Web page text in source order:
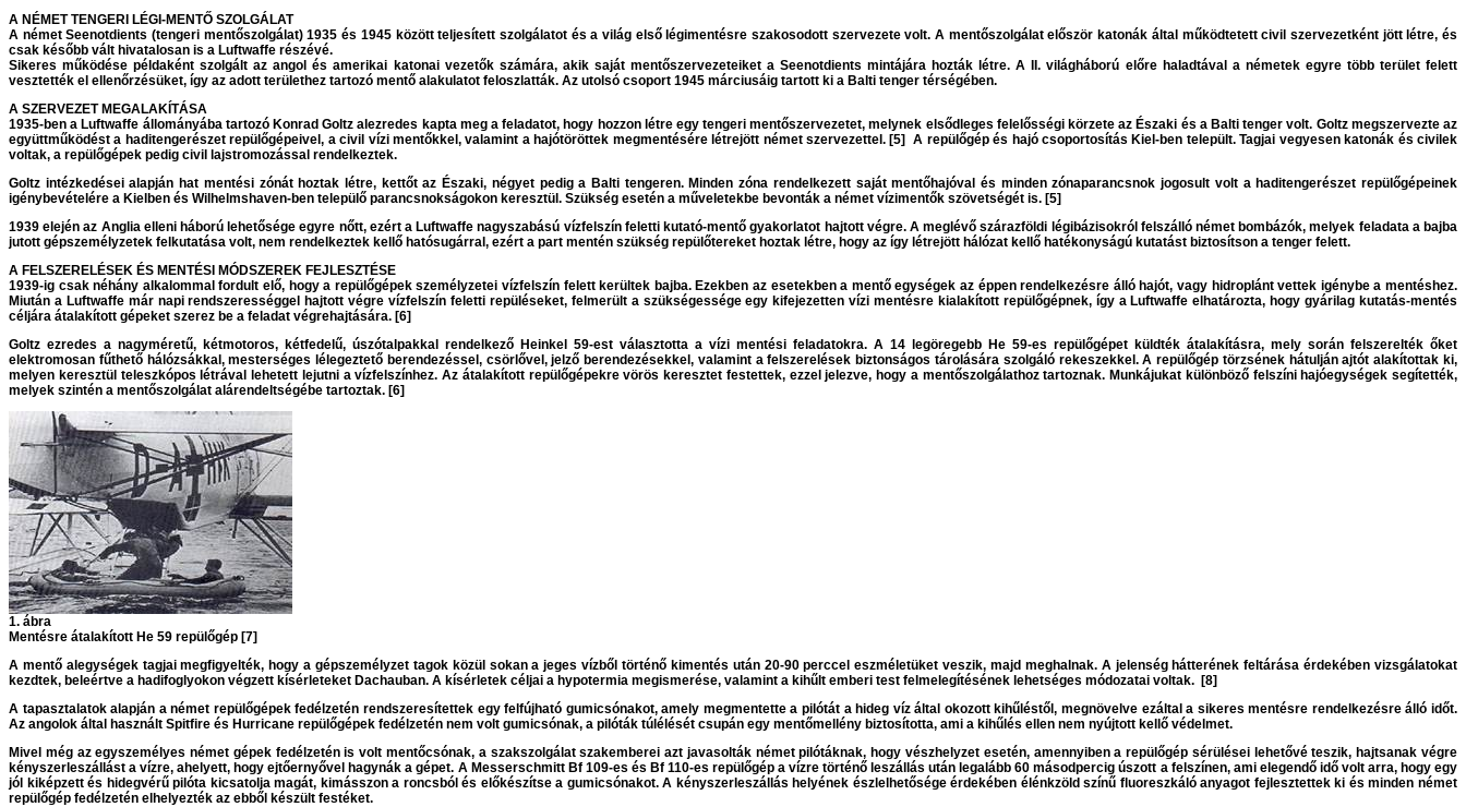
A NÉMET TENGERI LÉGI-MENTŐ SZOLGÁLAT
A német Seenotdients (tengeri mentőszolgálat) 1935 és 1945 között teljesített szolgálatot és a világ első légimentésre szakosodott szervezete volt. A mentőszolgálat először katonák által működtetett civil szervezetként jött létre, és
csak később vált hivatalosan is a Luftwaffe részévé.
Sikeres működése példaként szolgált az angol és amerikai katonai vezetők számára, akik saját mentőszervezeteiket a Seenotdients mintájára hozták létre. A II. világháború előre haladtával a németek egyre több terület felett
vesztették el ellenőrzésüket, így az adott területhez tartozó mentő alakulatot feloszlatták. Az utolsó csoport 1945 márciusáig tartott ki a Balti tenger térségében.
A SZERVEZET MEGALAKÍTÁSA
1935-ben a Luftwaffe állományába tartozó Konrad Goltz alezredes kapta meg a feladatot, hogy hozzon létre egy tengeri mentőszervezetet, melynek elsődleges felelősségi körzete az Északi és a Balti tenger volt. Goltz megszervezte az
együttműködést a haditengerészet repülőgépeivel, a civil vízi mentőkkel, valamint a hajótöröttek megmentésére létrejött német szervezettel. [5] A repülőgép és hajó csoportosítás Kiel-ben települt. Tagjai vegyesen katonák és civilek
voltak, a repülőgépek pedig civil lajstromozással rendelkeztek.
Goltz intézkedései alapján hat mentési zónát hoztak létre, kettőt az Északi, négyet pedig a Balti tengeren. Minden zóna rendelkezett saját mentőhajóval és minden zónaparancsnok jogosult volt a haditengerészet repülőgépeinek
igénybevételére a Kielben és Wilhelmshaven-ben települő parancsnokságokon keresztül. Szükség esetén a műveletekbe bevonták a német vízimentők szövetségét is. [5]
1939 elején az Anglia elleni háború lehetősége egyre nőtt, ezért a Luftwaffe nagyszabású vízfelszín feletti kutató-mentő gyakorlatot hajtott végre. A meglévő szárazföldi légibázisokról felszálló német bombázók, melyek feladata a bajba
jutott gépszemélyzetek felkutatása volt, nem rendelkeztek kellő hatósugárral, ezért a part mentén szükség repülőtereket hoztak létre, hogy az így létrejött hálózat kellő hatékonyságú kutatást biztosítson a tenger felett.
A FELSZERELÉSEK ÉS MENTÉSI MÓDSZEREK FEJLESZTÉSE
1939-ig csak néhány alkalommal fordult elő, hogy a repülőgépek személyzetei vízfelszín felett kerültek bajba. Ezekben az esetekben a mentő egységek az éppen rendelkezésre álló hajót, vagy hidroplánt vettek igénybe a mentéshez.
Miután a Luftwaffe már napi rendszerességgel hajtott végre vízfelszín feletti repüléseket, felmerült a szükségessége egy kifejezetten vízi mentésre kialakított repülőgépnek, így a Luftwaffe elhatározta, hogy gyárilag kutatás-mentés
céljára átalakított gépeket szerez be a feladat végrehajtására. [6]
Goltz ezredes a nagyméretű, kétmotoros, kétfedelű, úszótalpakkal rendelkező Heinkel 59-est választotta a vízi mentési feladatokra. A 14 legöregebb He 59-es repülőgépet küldték átalakításra, mely során felszerelték őket
elektromosan fűthető hálózsákkal, mesterséges lélegeztető berendezéssel, csörlővel, jelző berendezésekkel, valamint a felszerelések biztonságos tárolására szolgáló rekeszekkel. A repülőgép törzsének hátulján ajtót alakítottak ki,
melyen keresztül teleszkópos létrával lehetett lejutni a vízfelszínhez. Az átalakított repülőgépekre vörös keresztet festettek, ezzel jelezve, hogy a mentőszolgálathoz tartoznak. Munkájukat különböző felszíni hajóegységek segítették,
melyek szintén a mentőszolgálat alárendeltségébe tartoztak. [6]
1. ábra
Mentésre átalakított He 59 repülőgép [7]
A mentő alegységek tagjai megfigyelték, hogy a gépszemélyzet tagok közül sokan a jeges vízből történő kimentés után 20-90 perccel eszméletüket veszik, majd meghalnak. A jelenség hátterének feltárása érdekében vizsgálatokat
kezdtek, beleértve a hadifoglyokon végzett kísérleteket Dachauban. A kísérletek céljai a hypotermia megismerése, valamint a kihűlt emberi test felmelegítésének lehetséges módozatai voltak. [8]
A tapasztalatok alapján a német repülőgépek fedélzetén rendszeresítettek egy felfújható gumicsónakot, amely megmentette a pilótát a hideg víz által okozott kihűléstől, megnövelve ezáltal a sikeres mentésre rendelkezésre álló időt.
Az angolok által használt Spitfire és Hurricane repülőgépek fedélzetén nem volt gumicsónak, a pilóták túlélését csupán egy mentőmellény biztosította, ami a kihűlés ellen nem nyújtott kellő védelmet.
Mivel még az egyszemélyes német gépek fedélzetén is volt mentőcsónak, a szakszolgálat szakemberei azt javasolták német pilótáknak, hogy vészhelyzet esetén, amennyiben a repülőgép sérülései lehetővé teszik, hajtsanak végre
kényszerleszállást a vízre, ahelyett, hogy ejtőernyővel hagynák a gépet. A Messerschmitt Bf 109-es és Bf 110-es repülőgép a vízre történő leszállás után legalább 60 másodpercig úszott a felszínen, ami elegendő idő volt arra, hogy egy
jól kiképzett és hidegvérű pilóta kicsatolja magát, kimásszon a roncsból és előkészítse a gumicsónakot. A kényszerleszállás helyének észlelhetősége érdekében élénkzöld színű fluoreszkáló anyagot fejlesztettek ki és minden német
repülőgép fedélzetén elhelyezték az ebből készült festéket.